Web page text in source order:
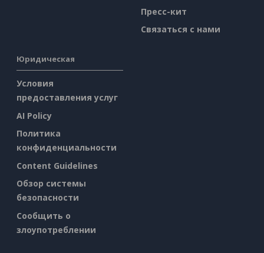
Пресс-кит
Связаться с нами
Юридическая
Условия
предоставления услуг
AI Policy
Политика
конфиденциальности
Content Guidelines
Обзор системы
безопасности
Сообщить о
злоупотреблении